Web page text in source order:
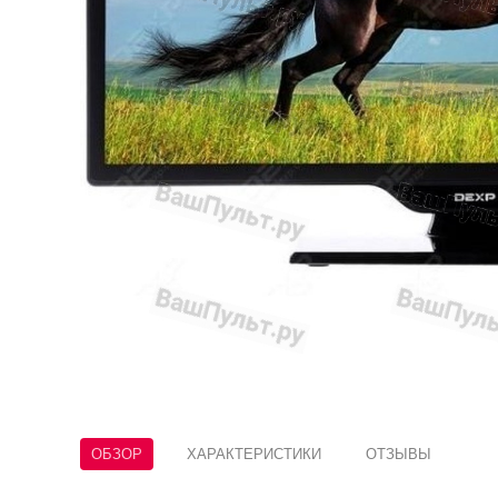
ОБЗОР ХАРАКТЕРИСТИКИ ОТЗЫВЫ